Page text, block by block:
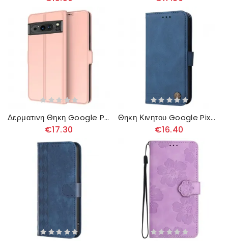
Δερματινη Θηκη Google Pixel 8 Εξαιρετικά Λεπτό
€17.30
Θηκη Κινητου Google Pixel 8 Θήκες Κινητών Πριτσίνι Και Λουρί
€16.40